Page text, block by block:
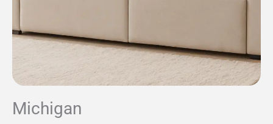
Michigan